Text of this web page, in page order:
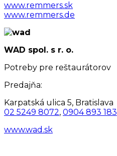
www.remmers.sk
www.remmers.de
WAD spol. s r. o.
Potreby pre reštaurátorov
Predajňa:
Karpatská ulica 5, Bratislava
02 5249 8072, 0904 893 183
www.wad.sk